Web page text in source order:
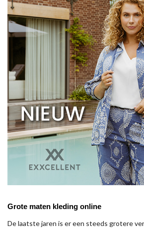
Grote maten kleding online
De laatste jaren is er een steeds grotere